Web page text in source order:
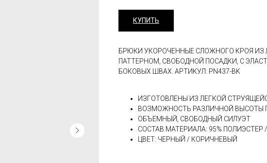
КУПИТЬ
БРЮКИ УКОРОЧЕННЫЕ СЛОЖНОГО КРОЯ ИЗ
ПАТТЕРНОМ, СВОБОДНОЙ ПОСАДКИ, С
БОКОВЫХ ШВАХ. АРТИКУЛ: PN437-BK
ИЗГОТОВЛЕНЫ ИЗ ЛЕГКОЙ
ВОЗМОЖНОСТЬ РАЗЛИЧНОЙ ВЫСОТЫ
ОБЪЕМНЫЙ, СВОБОДНЫЙ СИЛУЭТ
СОСТАВ МАТЕРИАЛА: 95% ПОЛИЭСТЕР
ЦВЕТ: ЧЕРНЫЙ / КОРИЧНЕВЫЙ